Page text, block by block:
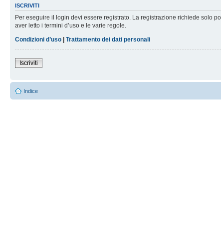
ISCRIVITI
Per eseguire il login devi essere registrato. La registrazione richiede solo
aver letto i termini d’uso e le varie regole.
Condizioni d’uso | Trattamento dei dati personali
Iscriviti
Indice